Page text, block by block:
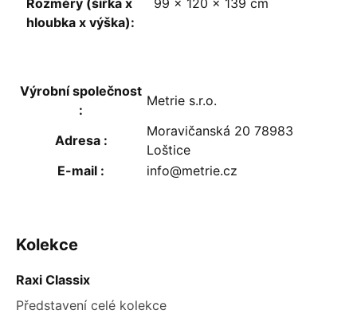
Rozměry (šířka x
hloubka x výška):
99 x 120 x 139 cm
Výrobní společnost
:
Metrie s.r.o.
Adresa :
Moravičanská 20 78983
Loštice
E-mail : info@metrie.cz
ZÁPATÍ
Kolekce
Raxi Classix
Představení celé kolekce